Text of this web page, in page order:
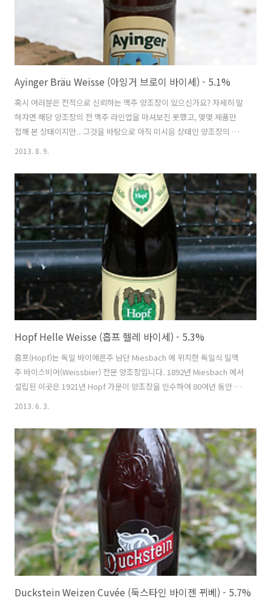
Ayinger Bräu Weisse (아잉거 브로이 바이세) - 5.1%
혹시 여러분은 전적으로 신뢰하는 맥주 양조장이 있으신가요? 자세히 말
하자면 해당 양조장의 전 맥주 라인업을 마셔보진 못했고, 몇몇 제품만
접해 본 상태이지만.. 그것을 바탕으로 아직 미시음 상태인 양조장의 다
른 맥주들도 분명 훌륭할거란.. 막연하지만 경험적으로 얻은 신뢰 같은
다. 간판 맥주인 '셀러브레이터 복' 이나 '우어-바이세' 를 마셨을 땐, 느
낌있고 괜찮다라는 정도의 감흥을 받았었지만.. 스타일 때문에 큰 기대
안 했던 엑스포트(Export) 라거를 참 맛있게 뽑아내는 것을 직접 확인하
고는 반해버렸네요. - 블로그에 리뷰된 아잉거(Ayinger) 양조장의 맥주
들- Ayinger Celebrator (아잉거 셀러브레이터) -..
2013. 8. 9.
Hopf Helle Weisse (홉프 헬레 바이세) - 5.3%
홉프(Hopf)는 독일 바이에른주 남단 Miesbach 에 위치한 독일식 밀맥
주 바이스비어(Weissbier) 전문 양조장입니다. 1892년 Miesbach 에서
설립된 이곳은 1921년 Hopf 가문이 양조장을 인수하여 80여년 동안 가
계단위로 운영되어져오다가, 2006년 대형 맥주 그룹인 독일의 파울라너
태입니다. 처음에는 제가 보았을땐 맥주의 브랜드 네임이 홉(Hopf)인데
다가 전면 라벨에 큼직하게 홉 콘(Cone)이 그려져 있는 밀맥주라길래,
혹시 '이거 슈나이더의 호펜바이세(Tap5)같은 종류인가?' 했지만 예상은
깨끗히 빗나갔고 실제는 양조장의 대표자들, 운영하는 사람들의 성이 홉
프(Hopf)였던 겁니다. 정말 이 ..
2013. 6. 3.
Duckstein Weizen Cuvée (둑스타인 바이젠 뀌베) - 5.7%